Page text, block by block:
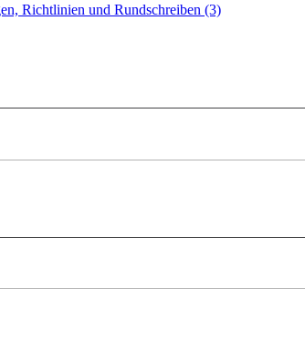
Richtlinien und Rundschreiben (3)